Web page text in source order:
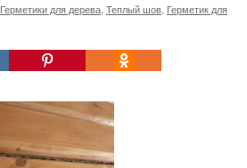
Герметики для дерева Теплый шов Герметик для